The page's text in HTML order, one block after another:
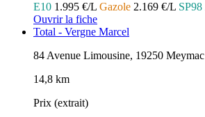
E10 1.995 €/L Gazole 2.169 €/L SP98
Ouvrir la fiche
Total - Vergne Marcel
84 Avenue Limousine, 19250 Meymac
14,8 km
Prix (extrait)